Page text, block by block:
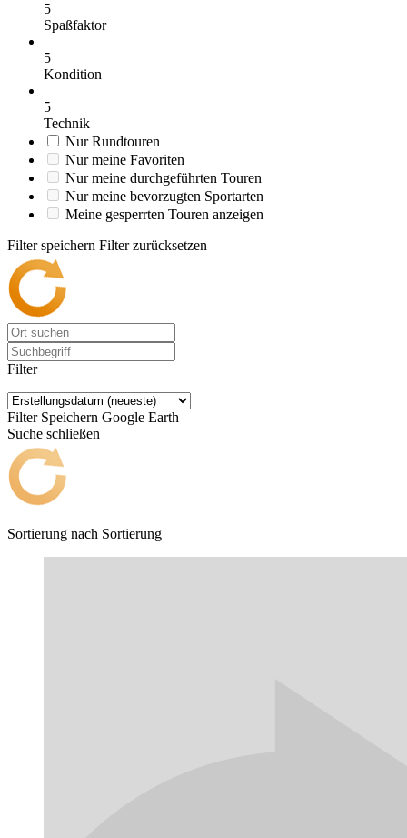
5
Spaßfaktor
5
Kondition
5
Technik
Nur Rundtouren
Nur meine Favoriten
Nur meine durchgeführten Touren
Nur meine bevorzugten Sportarten
Meine gesperrten Touren anzeigen
Filter speichern Filter zurücksetzen
Filter
Filter Speichern Google Earth
Suche schließen
Sortierung nach Sortierung